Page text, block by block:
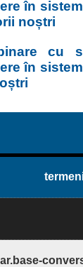
în
noștri
cu
în